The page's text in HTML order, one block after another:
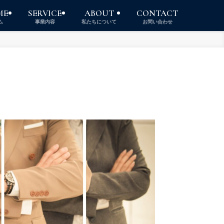
SERVICE
事業内容
ABOUT
私たちについて
CONTACT
お問い合わせ